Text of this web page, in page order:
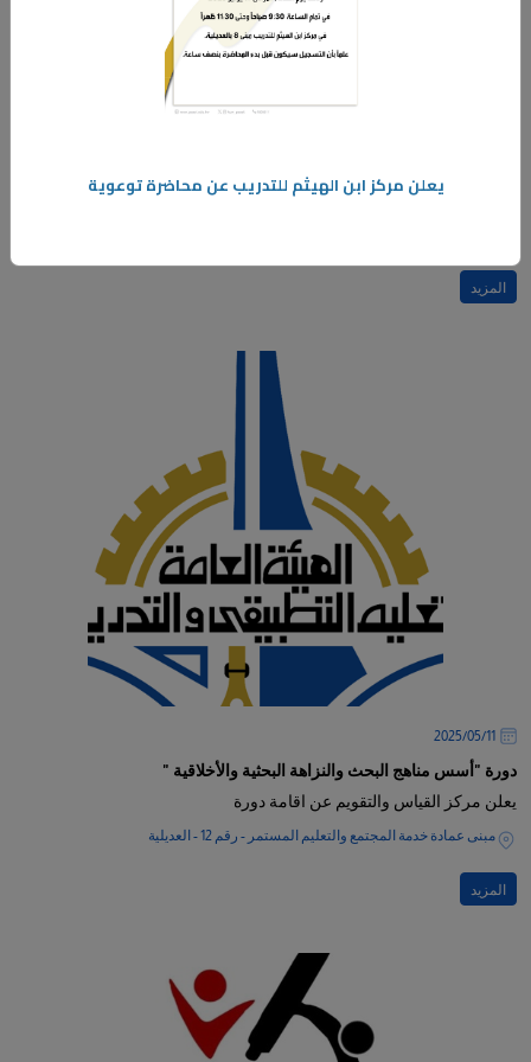
تعلن ادارة الأمن والسلامة
المزيد
11‏/05‏/2025
دورة "أسس مناهج البحث والنزاهة البحثية والأخلاقية "
يعلن مركز القياس والتقويم عن اقامة دورة
مبنى عمادة خدمة المجتمع والتعليم المستمر - رقم 12 - العديلية
المزيد
يعلن مركز ابن الهيثم للتدريب عن محاضرة توعوية